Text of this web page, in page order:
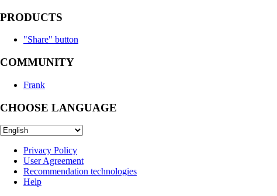
PRODUCTS
"Share" button
COMMUNITY
Frank
CHOOSE LANGUAGE
Privacy Policy
User Agreement
Recommendation technologies
Help